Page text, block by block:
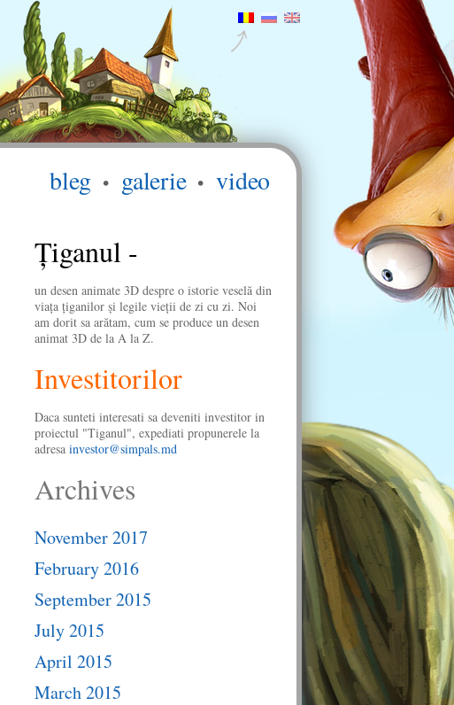
bleg galerie video
Ţiganul -
un desen animate 3D despre o istorie veselă din
viaţa ţiganilor şi legile vieţii de zi cu zi. Noi
am dorit sa arătam, cum se produce un desen
animat 3D de la A la Z.
Investitorilor
Daca sunteti interesati sa deveniti investitor in
proiectul "Tiganul", expediati propunerele la
adresa investor@simpals.md
Archives
November 2017
February 2016
September 2015
July 2015
April 2015
March 2015